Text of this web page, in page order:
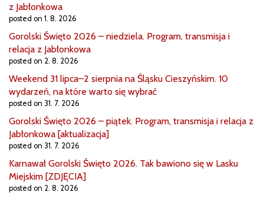
z Jabłonkowa
posted on 1. 8. 2026
Gorolski Święto 2026 – niedziela. Program, transmisja i
relacja z Jabłonkowa
posted on 2. 8. 2026
Weekend 31 lipca–2 sierpnia na Śląsku Cieszyńskim. 10
wydarzeń, na które warto się wybrać
posted on 31. 7. 2026
Gorolski Święto 2026 – piątek. Program, transmisja i relacja z
Jabłonkowa [aktualizacja]
posted on 31. 7. 2026
Karnawał Gorolski Święto 2026. Tak bawiono się w Lasku
Miejskim [ZDJĘCIA]
posted on 2. 8. 2026